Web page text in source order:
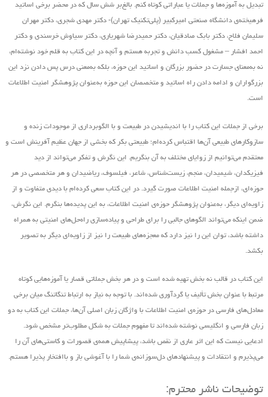
تبدیل به آموزه‌ها و جملات یا عباراتی کوتاه کنم. بالغ‌بر شش سال که در محضر برخی اساتید
فرهیخته‌ی دانشگاه صنعتی امیرکبیر (پلی‌تکنیک تهران)- دکتر مهدی شجری، دکتر مهران
سلیمان فلاح، دکتر بابک صادقیان، دکتر حمیدرضا شهریاری، دکتر سیاوش خرسندی و دکتر
احمد افشار – مشغول کسب دانش و تجربه هستم و آنچه در این کتاب به قلم خود نوشته‌ام،
نه به‌معنای جسارت در حضور بزرگان و اساتید این حوزه، بلکه به‌معنی درس پس دادن نزد این
بزرگواران و ادامه دادن راه اساتید و متخصصان این حوزه به‌عنوان پژوهشگر امنیت اطلاعات
است.
برخی از جملات این کتاب را با اندیشیدن در طبیعت و با الگوبرداری از موجودات زنده و
سازوکارهای طبیعی آن‌ها اقتباس کرده‌ام؛ طبیعتی بکر که بخشی از جهان عظیم آفرینش است و
معتقدم می‌توانیم از زوایای مختلف به آن بنگریم. این نگرش و تفکر می‌تواند از دید
فیزیکدان، شیمیدان، منجم، زیست‌شناس، شاعر، فیلسوف، ریاضیدان و هر متخصصی در هر
حوزه‌ای، ازجمله امنیت اطلاعات صورت گیرد. در این کتاب سعی کرده‌ام با دیدی متفاوت و از
زاویه‌ای دیگر، به‌عنوان پژوهشگر حوزه‌ی امنیت اطلاعات، به این پدیده‌ها بنگرم. این نگرش،
ضمن اینکه می‌تواند الگوهای جالبی را برای طراحی و پیاده‌سازی راه‌حل‌های امنیتی به همراه
داشته باشد، توان این را نیز دارد که معجزه‌های طبیعت را نیز از زاویه‌ای دیگر به تصویر
بکشد.
این کتاب در قالب نه بخش تهیه ‌شده است و در هر بخش جملاتی قصار یا آموزه‌هایی کوتاه
مرتبط با عنوان بخش تألیف یا گردآوری شده‌اند. با توجه به نیاز به ارتباط تنگاتنگ میان برخی
معادل‌های فارسی در حوزه‌ی امنیت اطلاعات با واژگان زبان اصلی آن‌ها، جملات این کتاب به دو
زبان فارسی و انگلیسی نوشته شده‌اند تا مفهوم جملات به شکل مطلوب‌تر مشخص شود.
ادعایی نیست که این اثر عاری از نقص باشد، پیشاپیش همه‌ی قصورات و کاستی‌های آن را
می‌پذیرم و انتقادات و پیشنهاد‌های د‌ل‌سوزانه‌ی شما را با آغوشی باز و باافتخار پذیرا هستم.
توضیحات ناشر محترم: